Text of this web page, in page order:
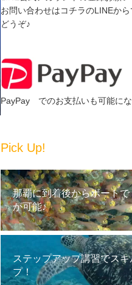
お問い合わせはコチラのLINEか
どうぞ♪
PayPay でのお支払いも可能に
Pick Up!
那覇に到着後からボートで
が可能♪
ステップアップ講習でスキ
プ！